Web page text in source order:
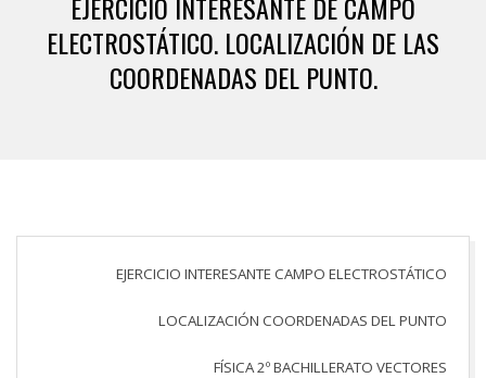
ELECTROSTÁTICO. LOCALIZACIÓN DE LAS
COORDENADAS DEL PUNTO.
EJERCICIO INTERESANTE CAMPO ELECTROSTÁTICO
LOCALIZACIÓN COORDENADAS DEL PUNTO
FÍSICA 2º BACHILLERATO VECTORES